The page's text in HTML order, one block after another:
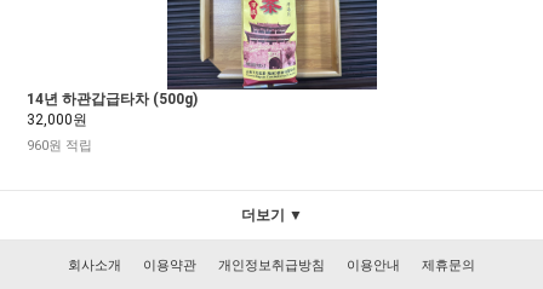
14년 하관갑급타차 (500g)
32,000원
960원 적립
더보기 ▼
회사소개 이용약관 개인정보취급방침 이용안내 제휴문의